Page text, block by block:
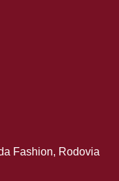
Fashion, Rodovia